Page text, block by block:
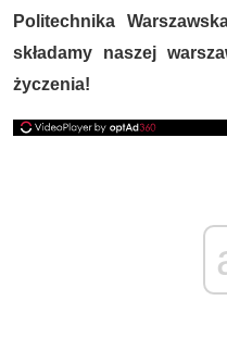
Politechnika
składamy naszej
życzenia!